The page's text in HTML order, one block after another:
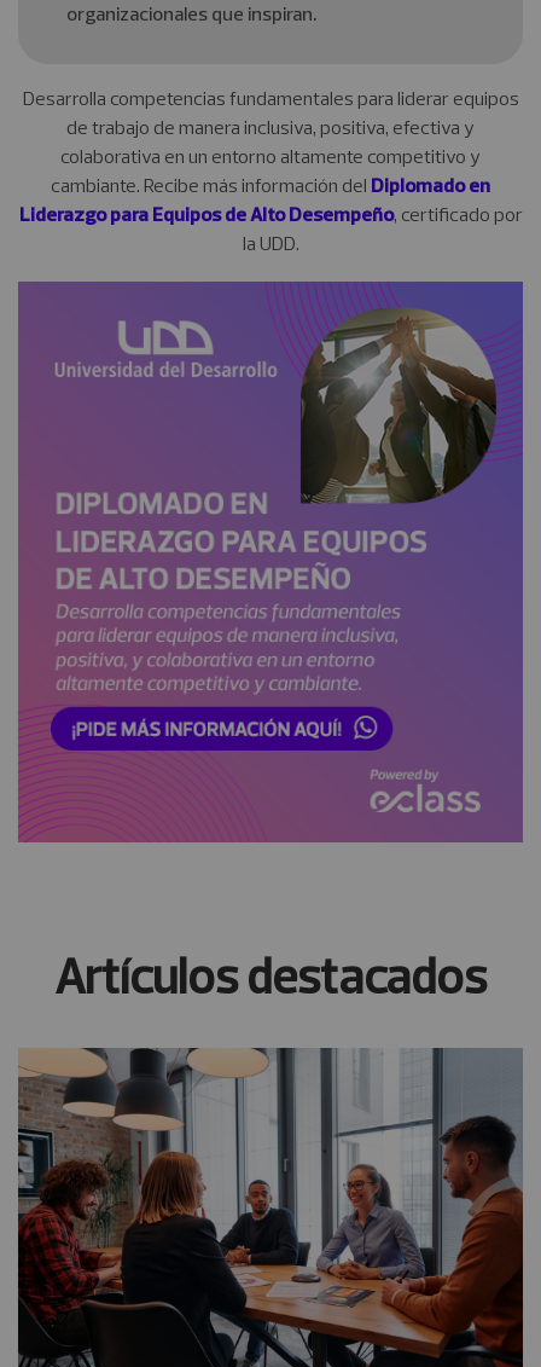
organizacionales que inspiran.
Desarrolla competencias fundamentales para liderar equipos
de trabajo de manera inclusiva, positiva, efectiva y
colaborativa en un entorno altamente competitivo y
cambiante. Recibe más información del Diplomado en
Liderazgo para Equipos de Alto Desempeño, certificado por
la UDD.
Artículos destacados